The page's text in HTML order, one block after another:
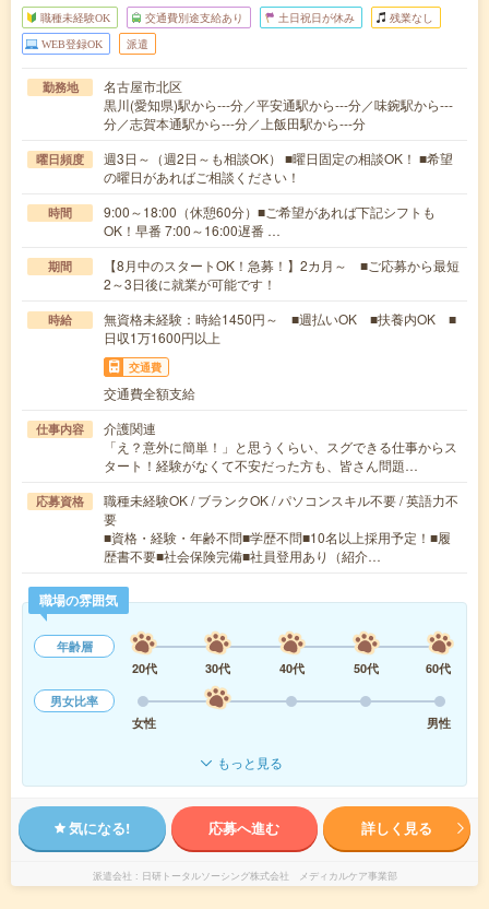
職種未経験OK 交通費別途支給あり 土日祝日が休み 残業なし
WEB登録OK 派遣
勤務地
名古屋市北区
黒川(愛知県)駅から---分／平安通駅から---分／味鋺駅から---
分／志賀本通駅から---分／上飯田駅から---分
曜日頻度
週3日～（週2日～も相談OK） ■曜日固定の相談OK！ ■希望
の曜日があればご相談ください！
時間
9:00～18:00（休憩60分）■ご希望があれば下記シフトも
OK！早番 7:00～16:00遅番 …
期間
【8月中のスタートOK！急募！】2カ月～ ■ご応募から最短
2～3日後に就業が可能です！
時給
無資格未経験：時給1450円～ ■週払いOK ■扶養内OK ■
日収1万1600円以上
交通費
交通費全額支給
仕事内容
介護関連
「え？意外に簡単！」と思うくらい、スグできる仕事からス
タート！経験がなくて不安だった方も、皆さん問題…
応募資格
職種未経験OK / ブランクOK / パソコンスキル不要 / 英語力不
要
■資格・経験・年齢不問■学歴不問■10名以上採用予定！■履
歴書不要■社会保険完備■社員登用あり（紹介…
職場の雰囲気
年齢層
20代
30代 40代 50代
60代
男女比率
女性
男性
もっと見る
気になる! 応募へ進む 詳しく見る
派遣会社 日研トータルソーシング株式会社 メディカルケア事業部